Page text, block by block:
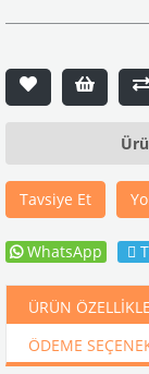
Tavsiye Et
WhatsApp
ÜRÜN
ÖDEME